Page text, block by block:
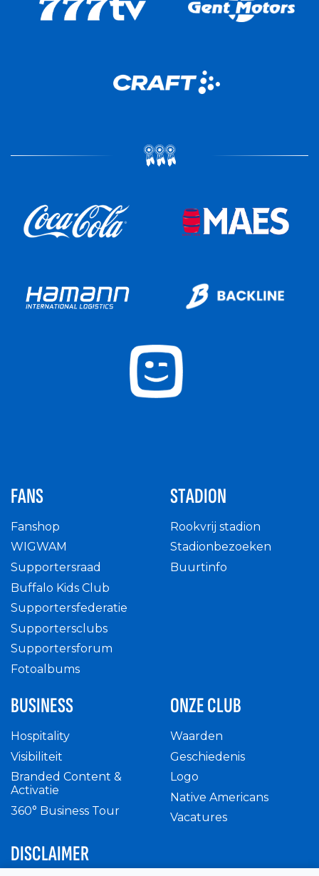
FANS
Fanshop
WIGWAM
Supportersraad
Buffalo Kids Club
Supportersfederatie
Supportersclubs
Supportersforum
Fotoalbums
STADION
Rookvrij stadion
Stadionbezoeken
Buurtinfo
BUSINESS
Hospitality
Visibiliteit
Branded Content &
Activatie
360° Business Tour
ONZE CLUB
Waarden
Geschiedenis
Logo
Native Americans
Vacatures
DISCLAIMER